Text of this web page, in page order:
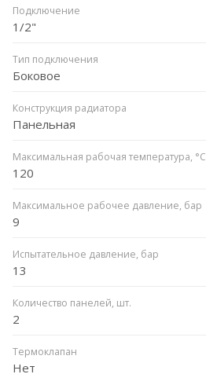
Подключение
1/2"
Тип подключения
Боковое
Конструкция радиатора
Панельная
Максимальная рабочая температура, °C
120
Максимальное рабочее давление, бар
9
Испытательное давление, бар
13
Количество панелей, шт.
2
Термоклапан
Нет